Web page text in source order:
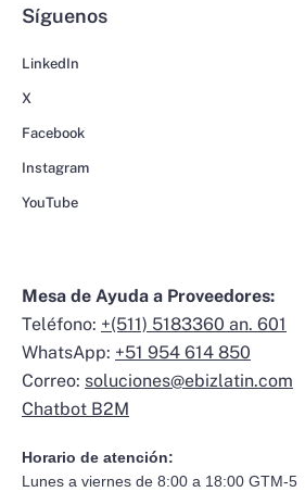
Síguenos
LinkedIn
X
Facebook
Instagram
YouTube
Mesa de Ayuda a Proveedores:
Teléfono: +(511) 5183360 an. 601
WhatsApp: +51 954 614 850
Correo: soluciones@ebizlatin.com
Chatbot B2M
Horario de atención:
Lunes a viernes de 8:00 a 18:00 GTM-5